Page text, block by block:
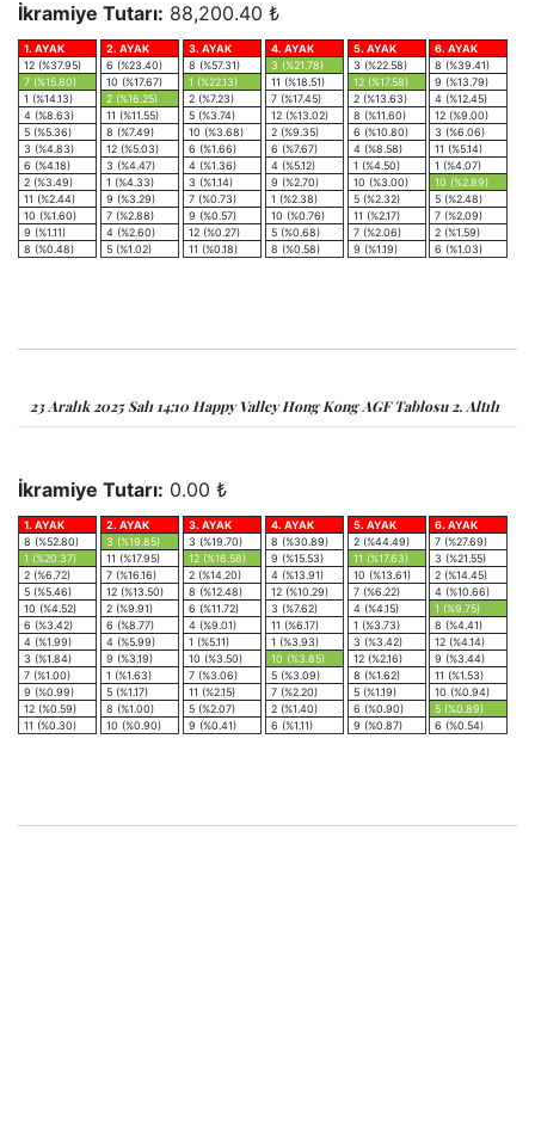
İkramiye Tutarı: 88,200.40 ₺
1. AYAK
12 (%37.95)
7 (%15.80)
1 (%14.13)
4 (%8.63)
5 (%5.36)
3 (%4.83)
6 (%4.18)
2 (%3.49)
11 (%2.44)
10 (%1.60)
9 (%1.11)
8 (%0.48)
2. AYAK
6 (%23.40)
10 (%17.67)
2 (%16.25)
11 (%11.55)
8 (%7.49)
12 (%5.03)
3 (%4.47)
1 (%4.33)
9 (%3.29)
7 (%2.88)
4 (%2.60)
5 (%1.02)
3. AYAK
8 (%57.31)
1 (%22.13)
2 (%7.23)
5 (%3.74)
10 (%3.68)
6 (%1.66)
4 (%1.36)
3 (%1.14)
7 (%0.73)
9 (%0.57)
12 (%0.27)
11 (%0.18)
4. AYAK
3 (%21.78)
11 (%18.51)
7 (%17.45)
12 (%13.02)
2 (%9.35)
6 (%7.67)
4 (%5.12)
9 (%2.70)
1 (%2.38)
10 (%0.76)
5 (%0.68)
8 (%0.58)
5. AYAK
3 (%22.58)
12 (%17.58)
2 (%13.63)
8 (%11.60)
6 (%10.80)
4 (%8.58)
1 (%4.50)
10 (%3.00)
5 (%2.32)
11 (%2.17)
7 (%2.06)
9 (%1.19)
6. AYAK
8 (%39.41)
9 (%13.79)
4 (%12.45)
12 (%9.00)
3 (%6.06)
11 (%5.14)
1 (%4.07)
10 (%2.89)
5 (%2.48)
7 (%2.09)
2 (%1.59)
6 (%1.03)
23 Aralık 2025 Salı 14:10 Happy Valley Hong Kong AGF Tablosu 2. Altılı
İkramiye Tutarı: 0.00 ₺
1. AYAK
8 (%52.80)
1 (%20.37)
2 (%6.72)
5 (%5.46)
10 (%4.52)
6 (%3.42)
4 (%1.99)
3 (%1.84)
7 (%1.00)
9 (%0.99)
12 (%0.59)
11 (%0.30)
2. AYAK
3 (%19.85)
11 (%17.95)
7 (%16.16)
12 (%13.50)
2 (%9.91)
6 (%8.77)
4 (%5.99)
9 (%3.19)
1 (%1.63)
5 (%1.17)
8 (%1.00)
10 (%0.90)
3. AYAK
3 (%19.70)
12 (%16.58)
2 (%14.20)
8 (%12.48)
6 (%11.72)
4 (%9.01)
1 (%5.11)
10 (%3.50)
7 (%3.06)
11 (%2.15)
5 (%2.07)
9 (%0.41)
4. AYAK
8 (%30.89)
9 (%15.53)
4 (%13.91)
12 (%10.29)
3 (%7.62)
11 (%6.17)
1 (%3.93)
10 (%3.85)
5 (%3.09)
7 (%2.20)
2 (%1.40)
6 (%1.11)
5. AYAK
2 (%44.49)
11 (%17.63)
10 (%13.61)
7 (%6.22)
4 (%4.15)
1 (%3.73)
3 (%3.42)
12 (%2.16)
8 (%1.62)
5 (%1.19)
6 (%0.90)
9 (%0.87)
6. AYAK
7 (%27.69)
3 (%21.55)
2 (%14.45)
4 (%10.66)
1 (%9.75)
8 (%4.41)
12 (%4.14)
9 (%3.44)
11 (%1.53)
10 (%0.94)
5 (%0.89)
6 (%0.54)